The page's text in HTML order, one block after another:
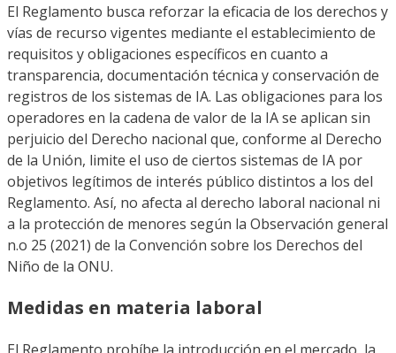
El Reglamento busca reforzar la eficacia de los derechos y
vías de recurso vigentes mediante el establecimiento de
requisitos y obligaciones específicos en cuanto a
transparencia, documentación técnica y conservación de
registros de los sistemas de IA. Las obligaciones para los
operadores en la cadena de valor de la IA se aplican sin
perjuicio del Derecho nacional que, conforme al Derecho
de la Unión, limite el uso de ciertos sistemas de IA por
objetivos legítimos de interés público distintos a los del
Reglamento. Así, no afecta al derecho laboral nacional ni
a la protección de menores según la Observación general
n.o 25 (2021) de la Convención sobre los Derechos del
Niño de la ONU.
Medidas en materia laboral